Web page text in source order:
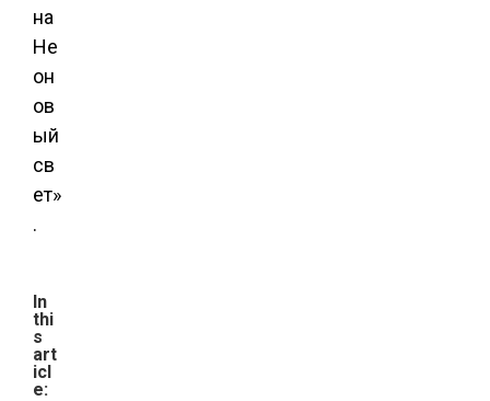
на
Не
он
ов
ый
св
ет»
.
In
thi
s
art
icl
e: